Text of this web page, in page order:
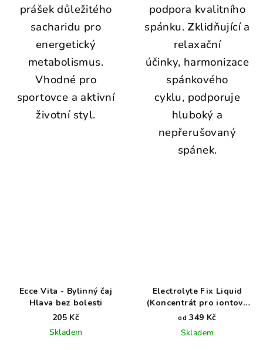
prášek důležitého
sacharidu pro
energetický
metabolismus.
Vhodné pro
sportovce a aktivní
životní styl.
podpora kvalitního
spánku. Zklidňující a
relaxační
účinky, harmonizace
spánkového
cyklu, podporuje
hluboký a
nepřerušovaný
spánek.
Ecce Vita - Bylinný čaj
Hlava bez bolesti
205 Kč
Skladem
Electrolyte Fix Liquid
(Koncentrát pro iontový
nápoj)
od 349 Kč
Skladem